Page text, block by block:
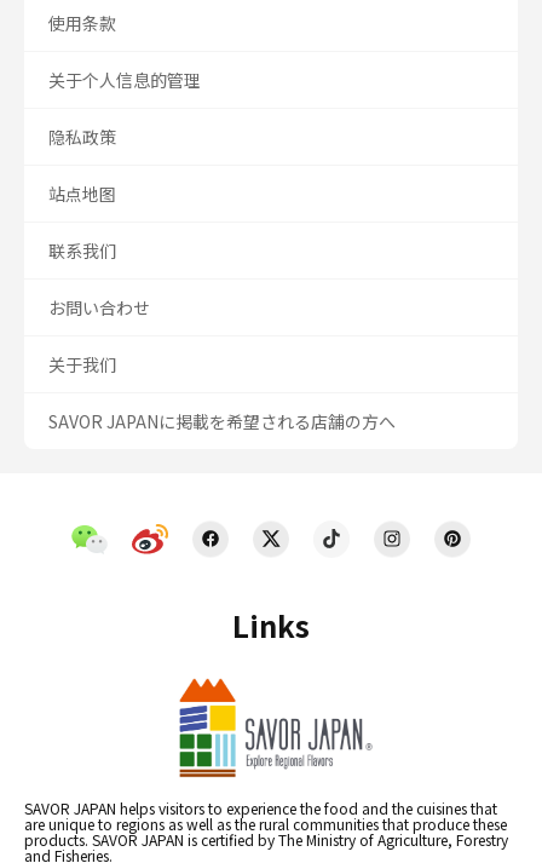
Links
SAVOR JAPAN helps visitors to experience the food and the cuisines that
are unique to regions as well as the rural communities that produce these
products. SAVOR JAPAN is certified by The Ministry of Agriculture, Forestry
and Fisheries.
使用条款
关于个人信息的管理
隐私政策
站点地图
联系我们
お問い合わせ
关于我们
SAVOR JAPANに掲載を希望される店舗の方へ